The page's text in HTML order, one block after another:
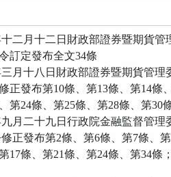
二月十二日財政部證券暨期貨管
訂定發布全文34條
月十八日財政部證券暨期貨管理
正發布第10條、第13條、第14條
第24條、第25條、第28條、第30
月二十九日行政院金融監督管理
正發布第2條、第6條、第7條、第
17條、第21條、第24條、第34條